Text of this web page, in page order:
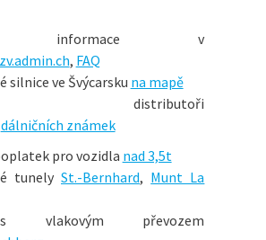
informace v
, FAQ
silnice ve Švýcarsku na mapě
distributoři
dálničních známek
pro vozidla nad 3,5t
tunely St.-Bernhard, Munt La
vlakovým převozem